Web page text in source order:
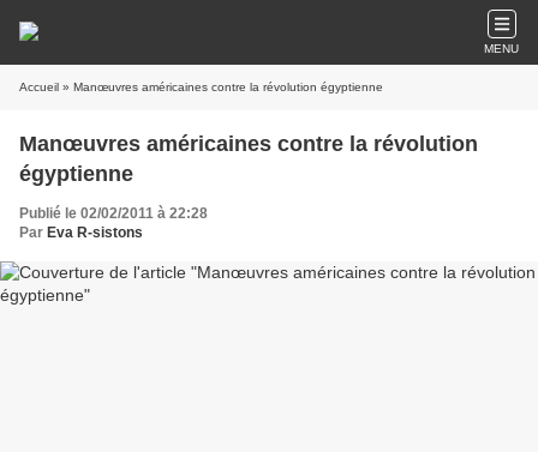
MENU
Accueil » Manœuvres américaines contre la révolution égyptienne
Manœuvres américaines contre la révolution
égyptienne
Publié le 02/02/2011 à 22:28
Par Eva R-sistons